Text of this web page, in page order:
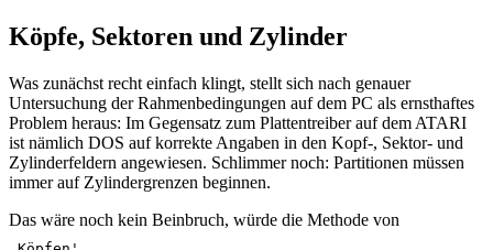
Köpfe, Sektoren und Zylinder
Was zunächst recht einfach klingt, stellt sich nach genauer
Untersuchung der Rahmenbedingungen auf dem PC als ernsthaftes
Problem heraus: Im Gegensatz zum Plattentreiber auf dem ATARI
ist nämlich DOS auf korrekte Angaben in den Kopf-, Sektor- und
Zylinderfeldern angewiesen. Schlimmer noch: Partitionen müssen
immer auf Zylindergrenzen beginnen.
Das wäre noch kein Beinbruch, würde die Methode von